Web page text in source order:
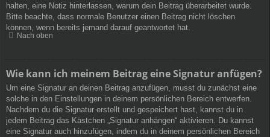
halten, eine Notiz hinterlassen, warum dein Beitrag überarbeitet wurde.
Bitte beachte, dass normale Benutzer einen Beitrag nicht löschen
können, wenn bereits jemand darauf geantwortet hat.
Nach oben
Wie kann ich meinem Beitrag eine Signatur anfügen?
Um eine Signatur an deinen Beitrag anzufügen, musst du zunächst eine
solche in den Einstellungen in deinem persönlichen Bereich entwerfen.
Nachdem du die Signatur erstellt und gespeichert hast, kannst du in
jedem Beitrag das Kästchen „Signatur anhängen“ aktivieren. Du kannst
eine Signatur auch hinzufügen, indem du in deinem persönlichen Bereich